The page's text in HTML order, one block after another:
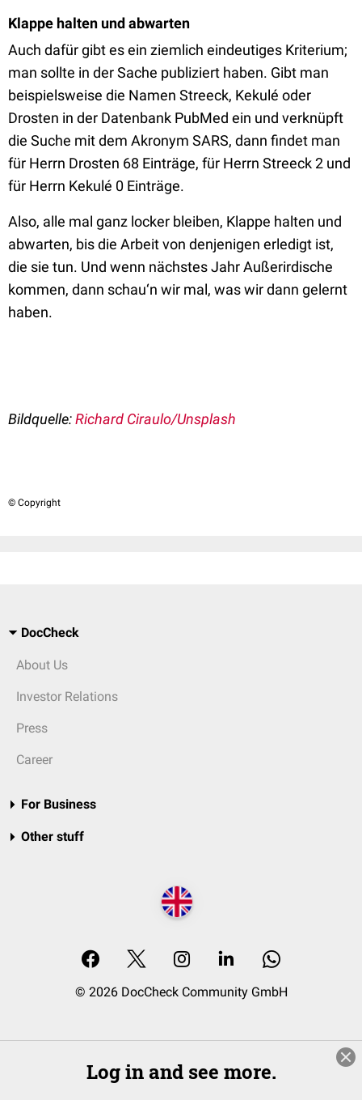
Klappe halten und abwarten
Auch dafür gibt es ein ziemlich eindeutiges Kriterium;
man sollte in der Sache publiziert haben. Gibt man
beispielsweise die Namen Streeck, Kekulé oder
Drosten in der Datenbank PubMed ein und verknüpft
die Suche mit dem Akronym SARS, dann findet man
für Herrn Drosten 68 Einträge, für Herrn Streeck 2 und
für Herrn Kekulé 0 Einträge.
Also, alle mal ganz locker bleiben, Klappe halten und
abwarten, bis die Arbeit von denjenigen erledigt ist,
die sie tun. Und wenn nächstes Jahr Außerirdische
kommen, dann schau‘n wir mal, was wir dann gelernt
haben.
Bildquelle:Richard Ciraulo/Unsplash
© Copyright
DocCheck
About Us
Investor Relations
Press
Career
For Business
Other stuff
© 2026 DocCheck Community GmbH
Log in and see more.